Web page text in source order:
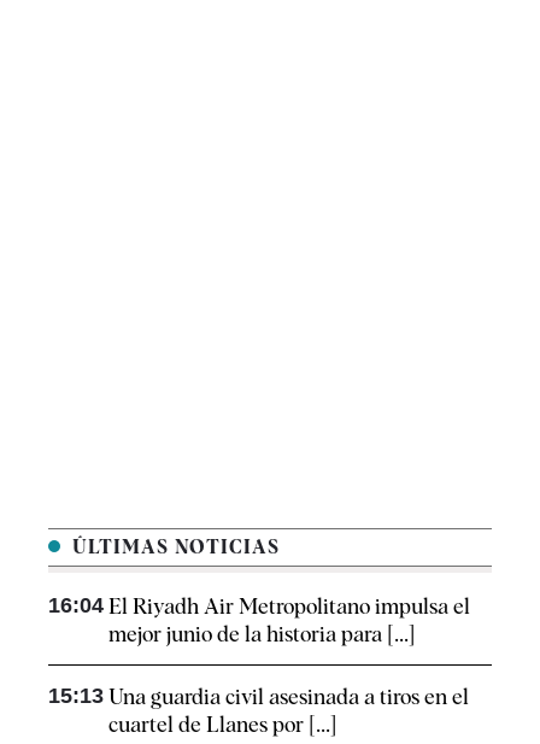
ÚLTIMAS NOTICIAS
16:04 El Riyadh Air Metropolitano impulsa el
mejor junio de la historia para [...]
15:13 Una guardia civil asesinada a tiros en el
cuartel de Llanes por [...]